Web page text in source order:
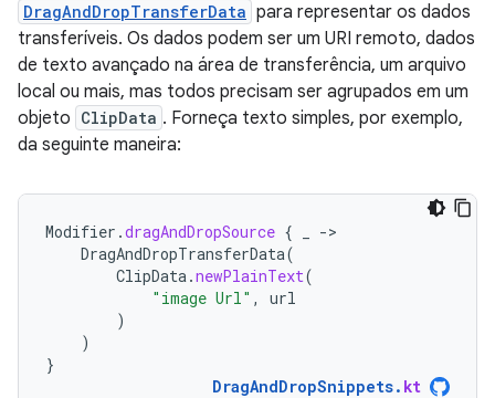
DragAndDropTransferData para representar os dados
transferíveis. Os dados podem ser um URI remoto, dados
de texto avançado na área de transferência, um arquivo
local ou mais, mas todos precisam ser agrupados em um
objeto ClipData . Forneça texto simples, por exemplo,
da seguinte maneira:
Modifier .dragAndDropSource { -
DragAndDropTransferData(
ClipData.newPlainText(
"image Url" ,
url
)
)
}
DragAndDropSnippets. kt